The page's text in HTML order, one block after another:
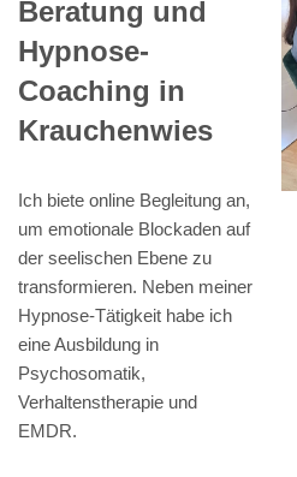
Beratung und
Hypnose-
Coaching in
Krauchenwies
Ich biete online Begleitung an,
um emotionale Blockaden auf
der seelischen Ebene zu
transformieren. Neben meiner
Hypnose-Tätigkeit habe ich
eine Ausbildung in
Psychosomatik,
Verhaltenstherapie und
EMDR.